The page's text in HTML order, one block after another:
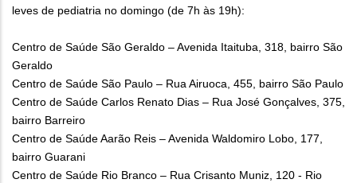
leves de pediatria no domingo (de 7h às 19h):
Centro de Saúde São Geraldo – Avenida Itaituba, 318, bairro São
Geraldo
Centro de Saúde São Paulo – Rua Airuoca, 455, bairro São Paulo
Centro de Saúde Carlos Renato Dias – Rua José Gonçalves, 375,
bairro Barreiro
Centro de Saúde Aarão Reis – Avenida Waldomiro Lobo, 177,
bairro Guarani
Centro de Saúde Rio Branco – Rua Crisanto Muniz, 120 - Rio